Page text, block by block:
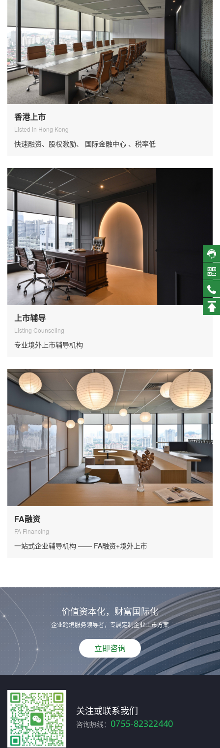
香港上市
Listed in Hong Kong
快速融资、股权激励、 国际金融中心 、税率低
上市辅导
Listing Counseling
专业境外上市辅导机构
FA融资
FA Financing
一站式企业辅导机构 —— FA融资+境外上市
价值资本化，财富国际化
企业跨境服务领导者，专属定制企业上市方案
立即咨询
关注或联系我们
咨询热线： 0755-82322440